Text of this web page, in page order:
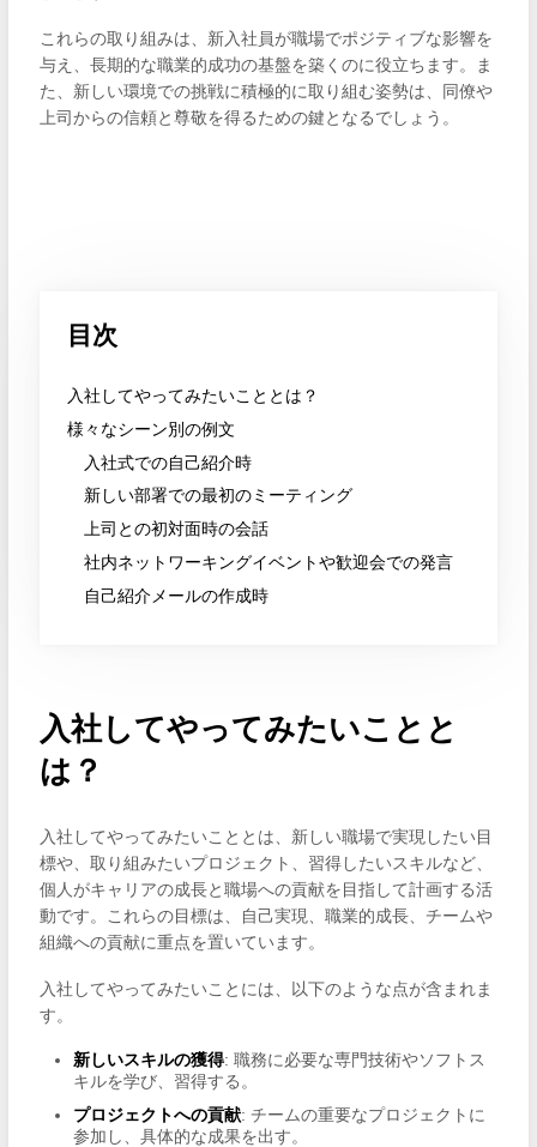
これらの取り組みは、新入社員が職場でポジティブな影響を
与え、長期的な職業的成功の基盤を築くのに役立ちます。ま
た、新しい環境での挑戦に積極的に取り組む姿勢は、同僚や
上司からの信頼と尊敬を得るための鍵となるでしょう。
目次
入社してやってみたいこととは？
様々なシーン別の例文
入社式での自己紹介時
新しい部署での最初のミーティング
上司との初対面時の会話
社内ネットワーキングイベントや歓迎会での発言
自己紹介メールの作成時
入社してやってみたいことと
は？
入社してやってみたいこととは、新しい職場で実現したい目
標や、取り組みたいプロジェクト、習得したいスキルなど、
個人がキャリアの成長と職場への貢献を目指して計画する活
動です。これらの目標は、自己実現、職業的成長、チームや
組織への貢献に重点を置いています。
入社してやってみたいことには、以下のような点が含まれま
す。
新しいスキルの獲得: 職務に必要な専門技術やソフトス
キルを学び、習得する。
プロジェクトへの貢献: チームの重要なプロジェクトに
参加し、具体的な成果を出す。